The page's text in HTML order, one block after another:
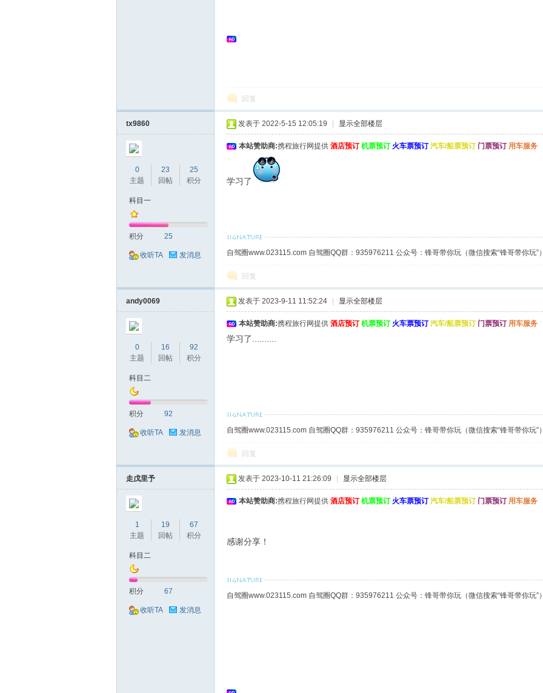
回复
tx9860
0
主题
23
回帖
25
积分
科目一
积分 25
收听TA 发消息
发表于 2022-5-15 12:05:19 显示全部楼层
本站赞助商:携程旅行网提供 酒店预订 机票预订 火车票预订 汽车/船票预订 门票预订 用车服务
学习了
自驾圈www.023115.com 自驾圈QQ群：935976211 公众号：锋哥带你玩（微信搜索“锋哥带你玩”
回复
andy0069
0
主题
16
回帖
92
积分
科目二
积分 92
收听TA 发消息
发表于 2023-9-11 11:52:24 显示全部楼层
本站赞助商:携程旅行网提供 酒店预订 机票预订 火车票预订 汽车/船票预订 门票预订 用车服务
学习了..........
自驾圈www.023115.com 自驾圈QQ群：935976211 公众号：锋哥带你玩（微信搜索“锋哥带你玩”
回复
走戊里予
1
主题
19
回帖
67
积分
科目二
积分 67
收听TA 发消息
发表于 2023-10-11 21:26:09 显示全部楼层
本站赞助商:携程旅行网提供 酒店预订 机票预订 火车票预订 汽车/船票预订 门票预订 用车服务
感谢分享！
自驾圈www.023115.com 自驾圈QQ群：935976211 公众号：锋哥带你玩（微信搜索“锋哥带你玩”